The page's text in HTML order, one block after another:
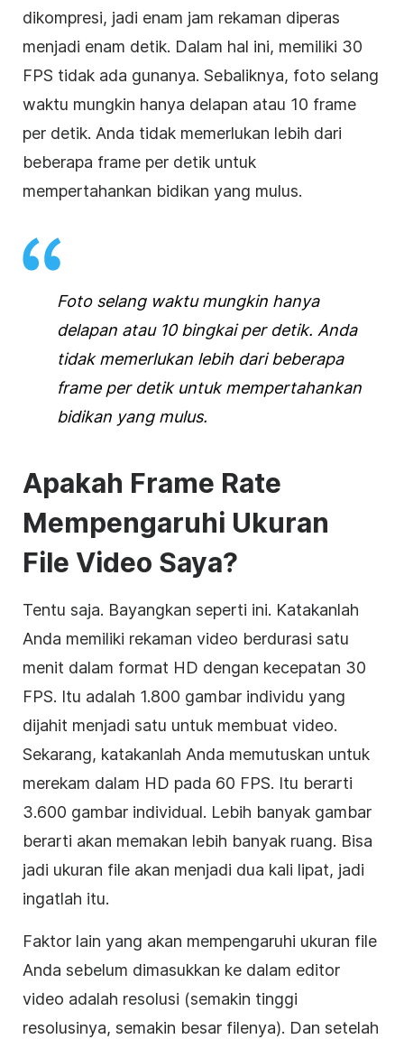
dikompresi, jadi enam jam rekaman diperas
menjadi enam detik. Dalam hal ini, memiliki 30
FPS tidak ada gunanya. Sebaliknya, foto selang
waktu mungkin hanya delapan atau 10 frame
per detik. Anda tidak memerlukan lebih dari
beberapa frame per detik untuk
mempertahankan bidikan yang mulus.
Foto selang waktu mungkin hanya
delapan atau 10 bingkai per detik. Anda
tidak memerlukan lebih dari beberapa
frame per detik untuk mempertahankan
bidikan yang mulus.
Apakah Frame Rate
Mempengaruhi Ukuran
File Video Saya?
Tentu saja. Bayangkan seperti ini. Katakanlah
Anda memiliki rekaman video berdurasi satu
menit dalam format HD dengan kecepatan 30
FPS. Itu adalah 1.800 gambar individu yang
dijahit menjadi satu untuk membuat video.
Sekarang, katakanlah Anda memutuskan untuk
merekam dalam HD pada 60 FPS. Itu berarti
3.600 gambar individual. Lebih banyak gambar
berarti akan memakan lebih banyak ruang. Bisa
jadi ukuran file akan menjadi dua kali lipat, jadi
ingatlah itu.
Faktor lain yang akan mempengaruhi ukuran file
Anda sebelum dimasukkan ke dalam editor
video adalah resolusi (semakin tinggi
resolusinya, semakin besar filenya). Dan setelah